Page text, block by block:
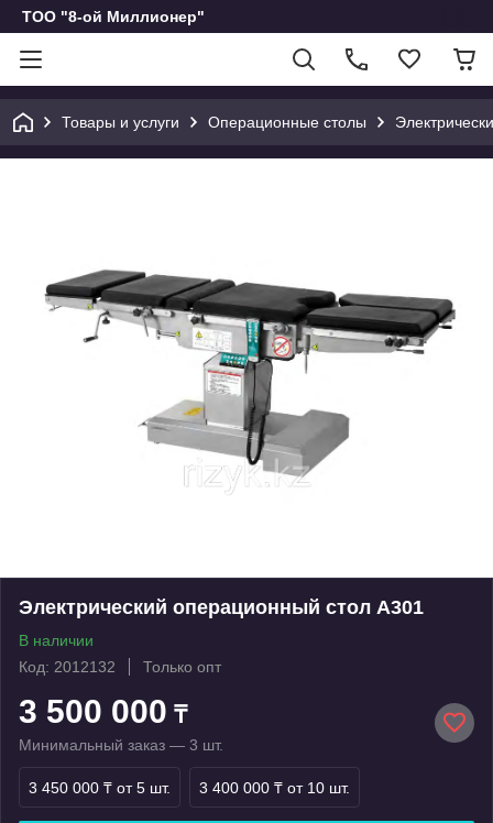
ТОО "8-ой Миллионер"
Товары и услуги Операционные столы
Электрический операционный стол A301
В наличии
Код: 2012132
Только опт
3 500 000 ₸
Минимальный заказ — 3 шт.
3 450 000 ₸ от 5 шт. 3 400 000 ₸ от 10 шт.